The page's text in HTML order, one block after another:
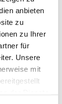
anbieten
zu
zu Ihrer
für
Unsere
mit